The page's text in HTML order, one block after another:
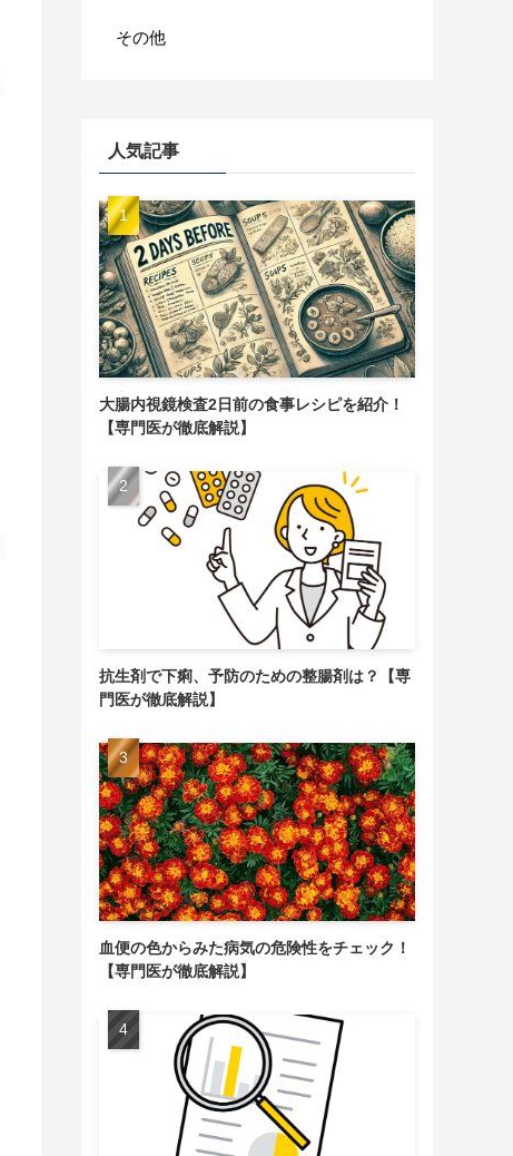
その他
人気記事
大腸内視鏡検査2日前の食事レシピを紹介！
【専門医が徹底解説】
抗生剤で下痢、予防のための整腸剤は？【専
門医が徹底解説】
血便の色からみた病気の危険性をチェック！
【専門医が徹底解説】